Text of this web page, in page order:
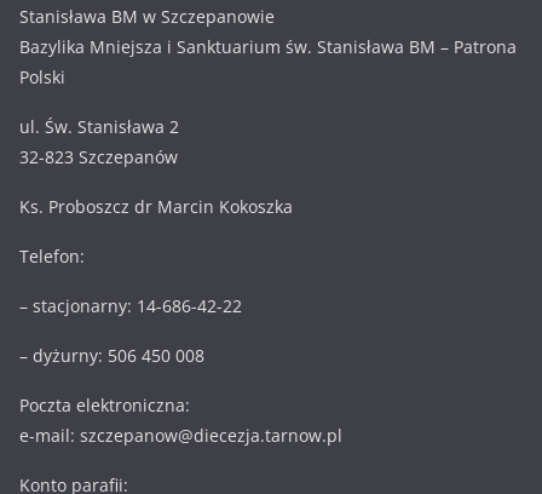
Stanisława BM w Szczepanowie
Bazylika Mniejsza i Sanktuarium św. Stanisława BM – Patrona
Polski
ul. Św. Stanisława 2
32-823 Szczepanów
Ks. Proboszcz dr Marcin Kokoszka
Telefon:
– stacjonarny: 14-686-42-22
– dyżurny: 506 450 008
Poczta elektroniczna:
e-mail: szczepanow@diecezja.tarnow.pl
Konto parafii: